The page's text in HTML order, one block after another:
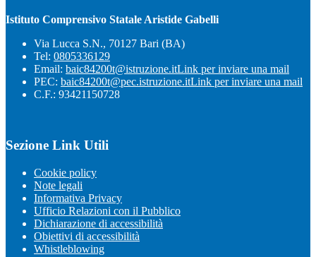
Istituto Comprensivo Statale Aristide Gabelli
Via Lucca S.N., 70127 Bari (BA)
Tel: 0805336129
Email: baic84200t@istruzione.itLink per inviare una mail
PEC: baic84200t@pec.istruzione.itLink per inviare una mail
C.F.: 93421150728
Sezione Link Utili
Cookie policy
Note legali
Informativa Privacy
Ufficio Relazioni con il Pubblico
Dichiarazione di accessibilità
Obiettivi di accessibilità
Whistleblowing